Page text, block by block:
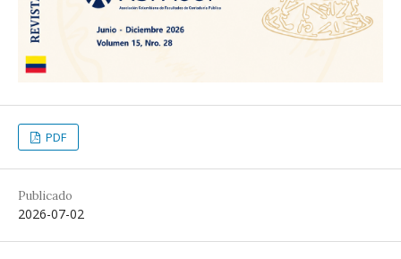
PDF
Publicado
2026-07-02